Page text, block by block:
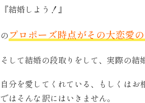
『結婚しよう！』
の プロポーズ時点がその大恋愛
そして結婚の段取りをして、実際の結
自分を愛してくれている、もしくは
ではそんな訳にはいきません。